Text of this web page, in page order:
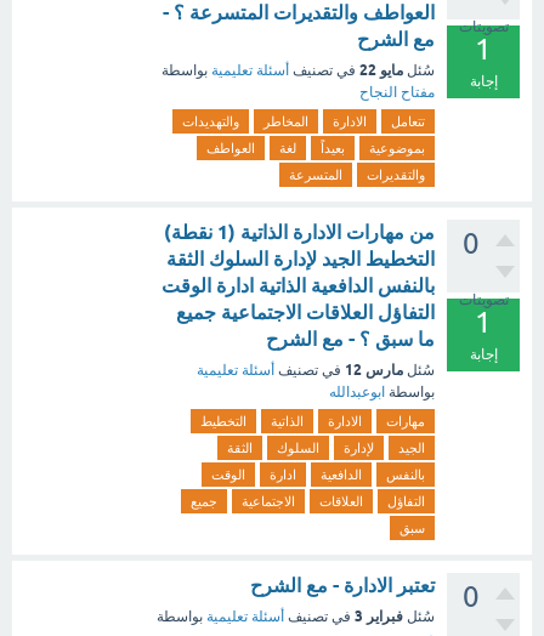
تصويتات
1
إجابة
العواطف والتقديرات المتسرعة ؟ -
مع الشرح
سُئل مايو 22 في تصنيف أسئلة تعليمية بواسطة
مفتاح النجاح
تتعامل الادارة المخاطر
والتهديدات
بموضوعية
بعيداً لغة
العواطف
والتقديرات
المتسرعة
0
تصويتات
1
إجابة
من مهارات الادارة الذاتية (1 نقطة)
التخطيط الجيد لإدارة السلوك الثقة
بالنفس الدافعية الذاتية ادارة الوقت
التفاؤل العلاقات الاجتماعية جميع
ما سبق ؟ - مع الشرح
سُئل مارس 12 في تصنيف أسئلة تعليمية
بواسطة ابوعبدالله
مهارات الادارة الذاتية
التخطيط
الجيد
لإدارة السلوك
الثقة
بالنفس
الدافعية ادارة
الوقت
التفاؤل
العلاقات الاجتماعية
جميع
سبق
0 تعتبر الادارة - مع الشرح
سُئل فبراير 3 في تصنيف أسئلة تعليمية بواسطة